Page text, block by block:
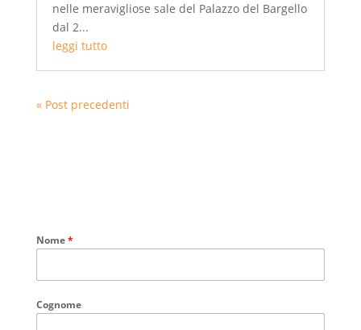
nelle meravigliose sale del Palazzo del Bargello
dal 2...
leggi tutto
« Post precedenti
Nome*
Cognome